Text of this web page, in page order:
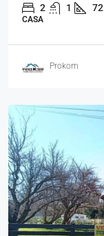
2 1 72
CASA
Prokom